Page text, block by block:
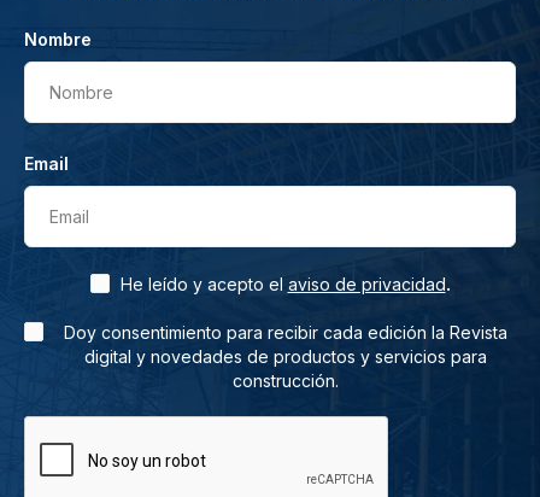
Nombre
Nombre
Email
Email
He leído y acepto el aviso de privacidad.
Doy consentimiento para recibir cada edición la Revista
digital y novedades de productos y servicios para
construcción.